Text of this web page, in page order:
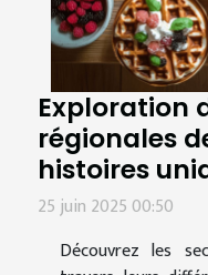
Exploration
régionales
histoires
25 juin 2025 00:50
Découvrez les